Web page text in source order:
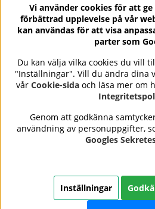
I vårt nyhetsbrev får du ta del av
erbjudanden.
Se våra omdömen på
Nails Body and Beautyerbjuder
nagellack och makeup från
kvalitet, omtanke och resultat –
leverans, säkra betalningar och
Vi använder cookies för att
förbättrad upplevelse på vår
kan användas för att visa
parter som
Du kan välja vilka cookies du vill
"Inställningar". Vill du ändra dina
vår Cookie-sida och läsa mer om
Genom att godkänna
användning av personuppgifter,
Googles
Inställningar